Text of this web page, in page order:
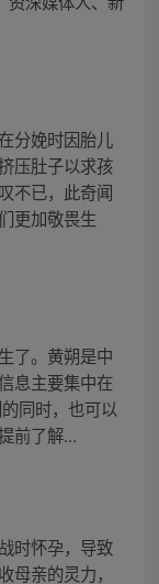
分娩时因胎儿
压肚子以求孩
不已，此奇闻
更加敬畏生
了。黄朔是中
息主要集中在
同时，也可以
前了解...
时怀孕，导致
母亲的灵力，